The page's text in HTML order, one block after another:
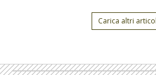
Carica altri